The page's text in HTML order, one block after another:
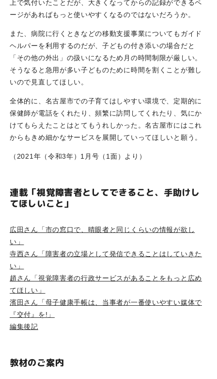
上で気付いたことだが、大きくなってからの記録ができるペ
ージがあればもっと使いやすくなるのではないだろうか。
また、病院に行くときなどの移動支援事業についてもガイド
ヘルパーを利用するのだが、子どもの付き添いの場合だと
「その他の外出」の扱いになるため月の時間制限が厳しい。
そうなると急用が多い子どものために時間を割くことが難し
いので見直してほしい。
全体的に、名古屋市での子育てはしやすい環境で、定期的に
保健師が電話をくれたり、頻繁に訪問してくれたり、気にか
けてもらえたことはとてもうれしかった。名古屋市にはこれ
からもきめ細かなサービスを展開していってほしいと願う。
（2021年（令和3年）1月号（1面）より）
連載「視覚障害者としてできること、手助けし
てほしいこと」
広田さん「市の窓口で、晴眼者と同じくらいの情報が欲し
い」
寺西さん「障害者の立場として発信できることはしていきた
い」
趙さん「視覚障害者の行政サービスがあることをもっと広め
てほしい」
濱田さん「母子健康手帳は、当事者が一番使いやすい媒体で
『交付』を!」
編集後記
教材のご案内